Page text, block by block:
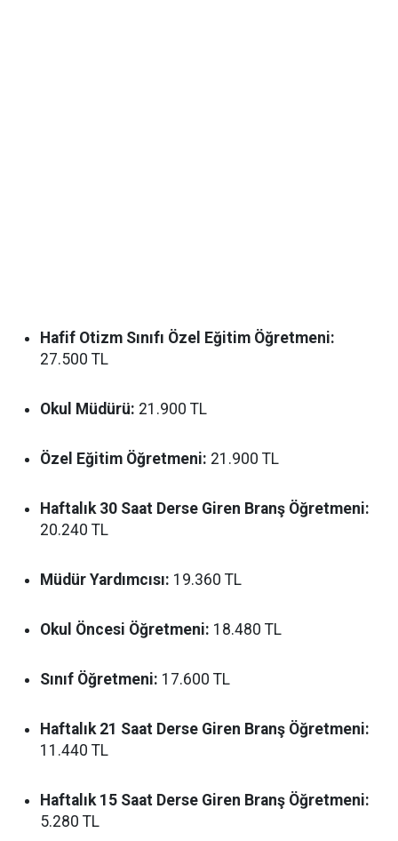
Hafif Otizm Sınıfı Özel Eğitim Öğretmeni:
27.500 TL
Okul Müdürü: 21.900 TL
Özel Eğitim Öğretmeni: 21.900 TL
Haftalık 30 Saat Derse Giren Branş Öğretmeni:
20.240 TL
Müdür Yardımcısı: 19.360 TL
Okul Öncesi Öğretmeni: 18.480 TL
Sınıf Öğretmeni: 17.600 TL
Haftalık 21 Saat Derse Giren Branş Öğretmeni:
11.440 TL
Haftalık 15 Saat Derse Giren Branş Öğretmeni:
5.280 TL